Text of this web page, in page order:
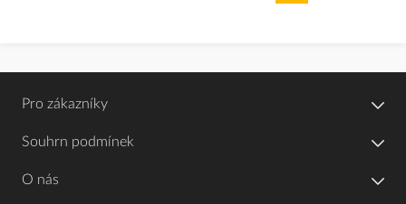
Pro zákazníky
Souhrn podmínek
O nás